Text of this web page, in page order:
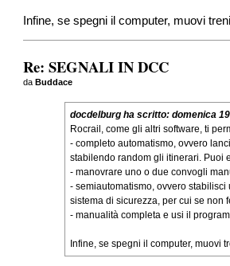
Infine, se spegni il computer, muovi
Re: SEGNALI IN DCC
daBuddace
docdelburgha scritto: domenica
Rocrail, come gli altri software, ti
- completo automatismo, ovvero
stabilendo random gli itinerari. Puoi
- manovrare uno o due convogli
- semiautomatismo, ovvero
sistema di sicurezza, per cui se non
- manualità completa e usi il
Infine, se spegni il computer, muovi